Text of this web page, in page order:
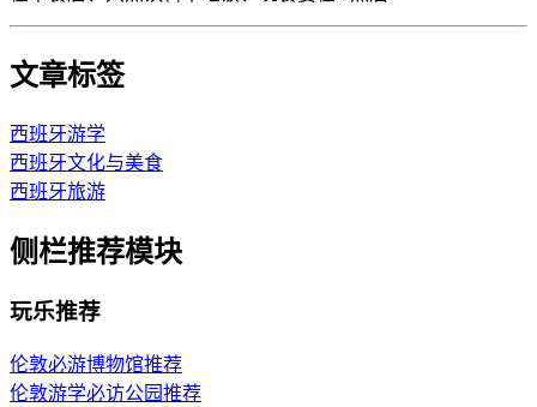
文章标签
西班牙游学
西班牙文化与美食
西班牙旅游
侧栏推荐模块
玩乐推荐
伦敦必游博物馆推荐
伦敦游学必访公园推荐